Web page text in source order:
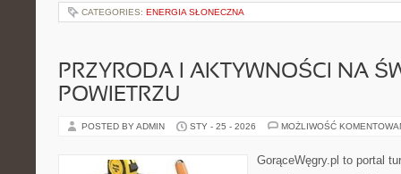
CATEGORIES: ENERGIA SŁONECZNA
PRZYRODA I AKTYWNOŚCI NA
POWIETRZU
POSTED BY ADMIN STY - 25 - 2026 MOŻLIWOŚĆ
GorąceWęgry.pl to portal